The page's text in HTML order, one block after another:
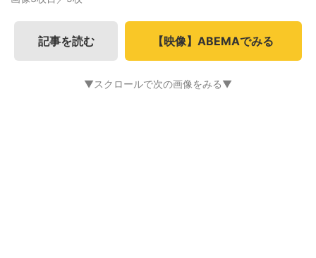
記事を読む 【映像】ABEMAでみる
▼スクロールで次の画像をみる▼